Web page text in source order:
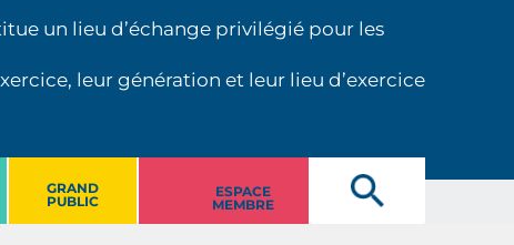
un lieu d’échange privilégié pour les
leur génération et leur lieu d’exercice
GRAND
PUBLIC
ESPACE
MEMBRE